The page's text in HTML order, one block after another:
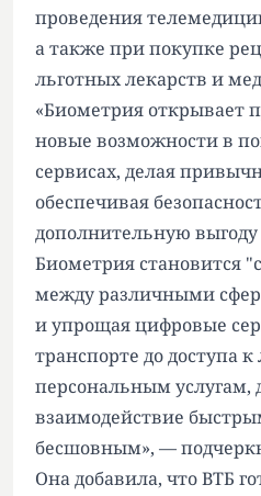
проведения
а также при покупке
льготных лекарств и
«Биометрия открывает
новые возможности в
сервисах, делая
обеспечивая
дополнительную
Биометрия становится
между различными
и упрощая цифровые
транспорте до доступа
персональным услугам,
взаимодействие
бесшовным», —
Она добавила, что ВТБ